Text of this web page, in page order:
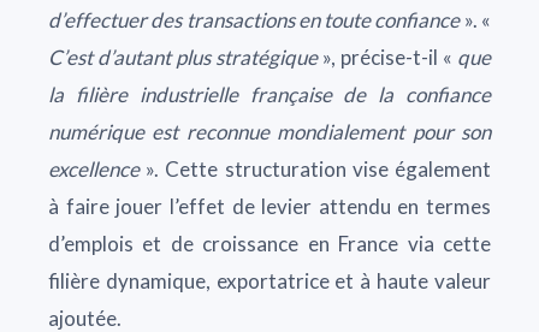
d’effectuer des transactions en toute confiance». «
C’est d’autant plus stratégique», précise-t-il « que
la filière industrielle française de la confiance
numérique est reconnue mondialement pour son
excellence». Cette structuration vise également
à faire jouer l’effet de levier attendu en termes
d’emplois et de croissance en France via cette
filière dynamique, exportatrice et à haute valeur
ajoutée.